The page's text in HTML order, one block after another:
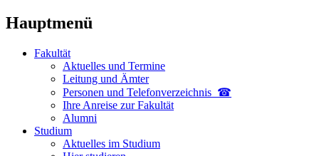
Hauptmenü
Fakultät
Aktuelles und Termine
Leitung und Ämter
Personen und Telefon­verzeichnis ☎
Ihre Anreise zur Fakultät
Alumni
Studium
Aktuelles im Studium